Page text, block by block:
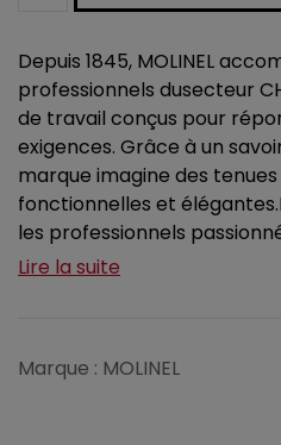
Depuis 1845, MOLINEL
professionnels dusecteur
de travail conçus pour
exigences. Grâce à un
marque imagine des
fonctionnelles et
les professionnels
Lire la suite
Marque : MOLINEL